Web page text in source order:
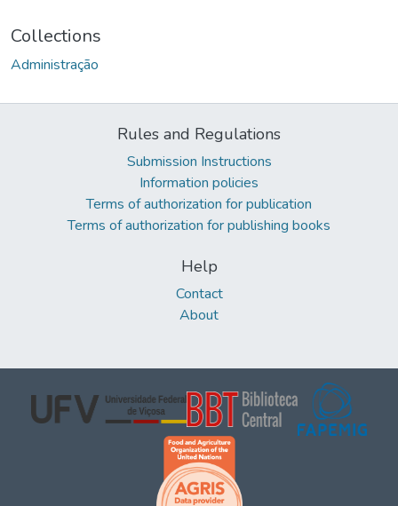
Collections
Administração
Rules and Regulations
Submission Instructions
Information policies
Terms of authorization for publication
Terms of authorization for publishing books
Help
Contact
About